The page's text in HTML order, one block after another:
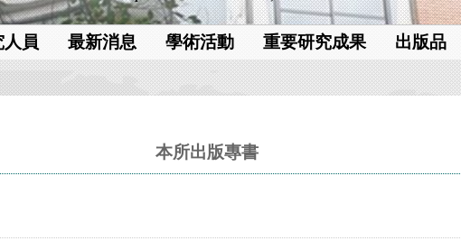
員 最新消息 學術活動 重要研究成果 出版品
本所出版專書